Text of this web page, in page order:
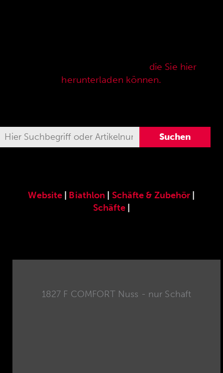
die Sie hier
herunterladen können.
Website Biathlon Schäfte & Zubehör
Schäfte|
1827 F COMFORT Nuss - nur Schaft